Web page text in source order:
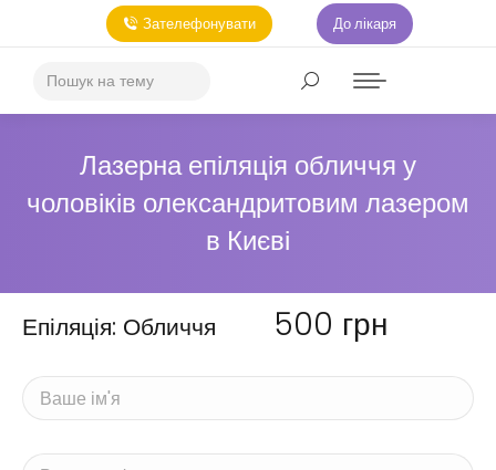
Зателефонувати До лікаря
Лазерна епіляція обличчя у
чоловіків олександритовим лазером
в Києві
Епіляція: Обличчя 500 грн